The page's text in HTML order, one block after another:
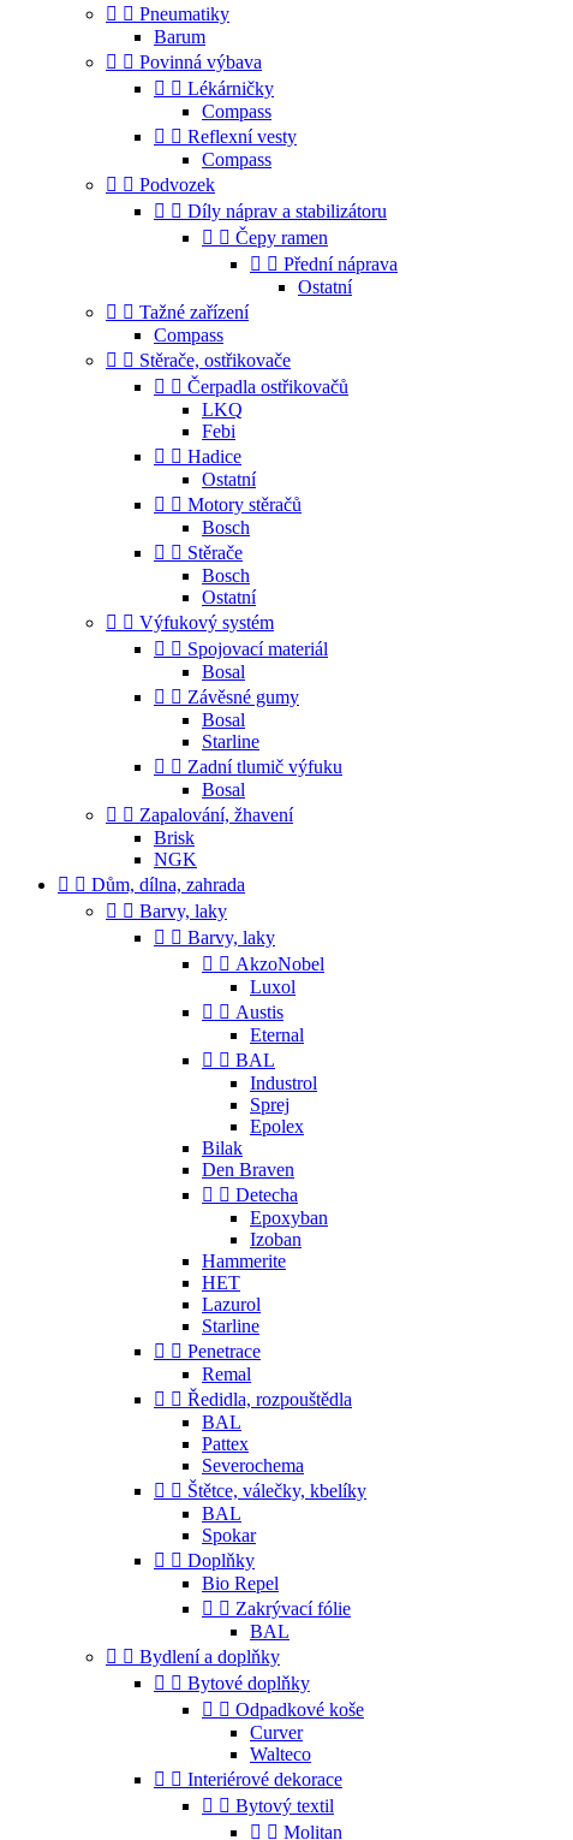
  Pneumatiky
Barum
  Povinná výbava
  Lékárničky
Compass
  Reflexní vesty
Compass
  Podvozek
  Díly náprav a stabilizátoru
  Čepy ramen
  Přední náprava
Ostatní
  Tažné zařízení
Compass
  Stěrače, ostřikovače
  Čerpadla ostřikovačů
LKQ
Febi
  Hadice
Ostatní
  Motory stěračů
Bosch
  Stěrače
Bosch
Ostatní
  Výfukový systém
  Spojovací materiál
Bosal
  Závěsné gumy
Bosal
Starline
  Zadní tlumič výfuku
Bosal
  Zapalování, žhavení
Brisk
NGK
  Dům, dílna, zahrada
  Barvy, laky
  Barvy, laky
  AkzoNobel
Luxol
  Austis
Eternal
  BAL
Industrol
Sprej
Epolex
Bilak
Den Braven
  Detecha
Epoxyban
Izoban
Hammerite
HET
Lazurol
Starline
  Penetrace
Remal
  Ředidla, rozpouštědla
BAL
Pattex
Severochema
  Štětce, válečky, kbelíky
BAL
Spokar
  Doplňky
Bio Repel
  Zakrývací fólie
BAL
  Bydlení a doplňky
  Bytové doplňky
  Odpadkové koše
Curver
Walteco
  Interiérové dekorace
  Bytový textil
  Molitan